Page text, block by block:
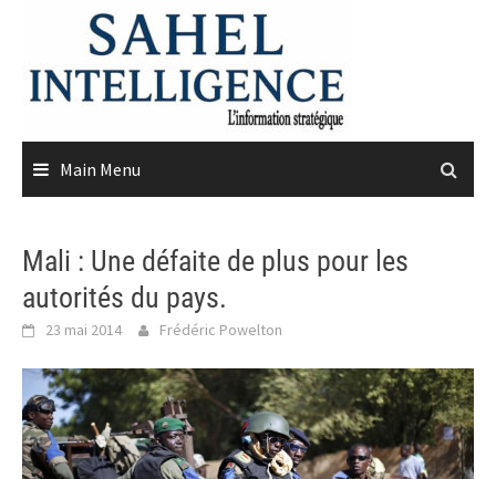
content
Main Menu
Mali : Une défaite de plus pour les
autorités du pays.
23 mai 2014 Frédéric Powelton